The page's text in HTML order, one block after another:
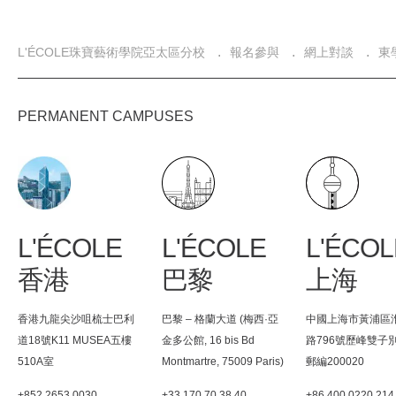
導
結
L'ÉCOLE珠寶藝術學院亞太區分校 報名參與 網上對談 東
PERMANENT CAMPUSES
L'ÉCOLE
香港
香港九龍尖沙咀梳士巴利
道18號K11 MUSEA五樓
510A室
L'ÉCOLE
巴黎
巴黎 – 格蘭大道 (梅西·亞
金多公館, 16 bis Bd
Montmartre, 75009 Paris)
上海
中國上海市黃浦區
路796號歷峰雙子
郵編200020